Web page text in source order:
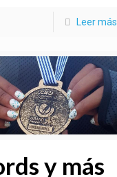
Leer más
y más